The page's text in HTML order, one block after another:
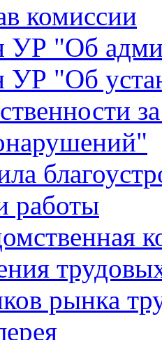
комиссии
УР "Об
УР "Об
работы
рынка